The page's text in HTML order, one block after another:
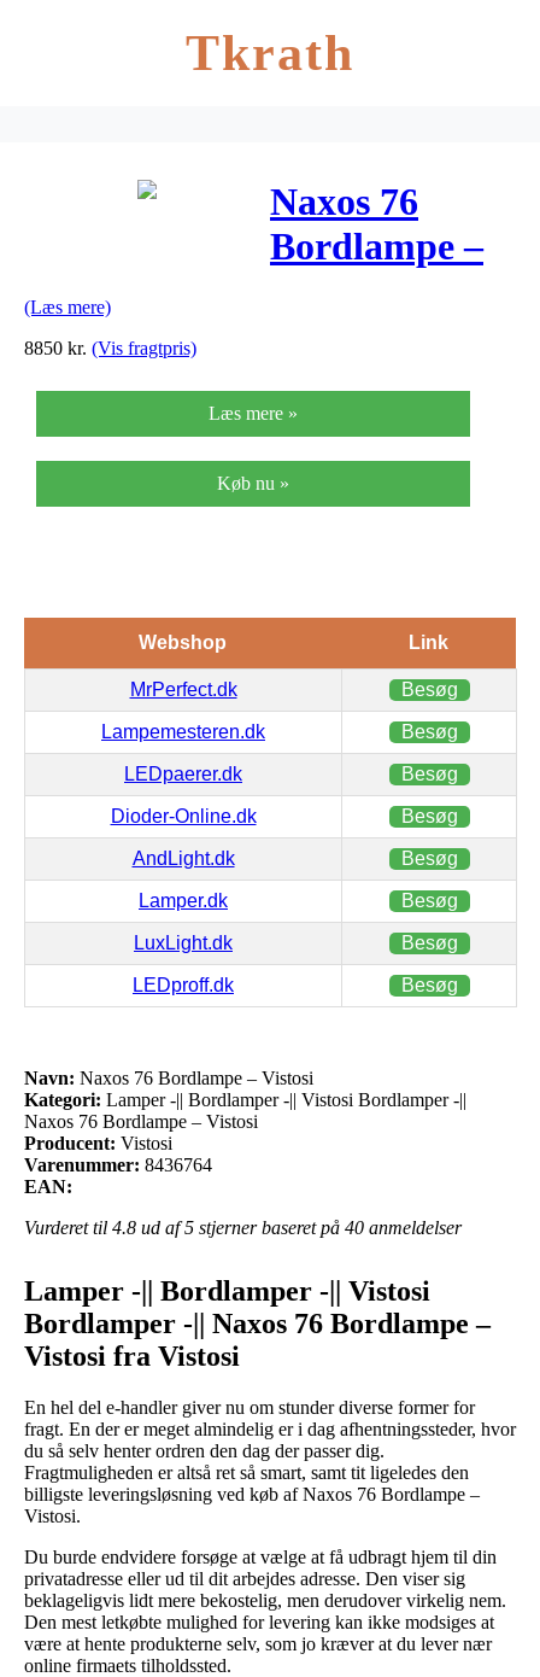
Tkrath
Naxos 76
Bordlampe –
(Læs mere)
8850 kr. (Vis fragtpris)
Læs mere »
Køb nu »
Webshop Link
MrPerfect.dk Besøg
Lampemesteren.dk Besøg
LEDpaerer.dk Besøg
Dioder-Online.dk Besøg
AndLight.dk Besøg
Lamper.dk Besøg
LuxLight.dk Besøg
LEDproff.dk Besøg
Navn: Naxos 76 Bordlampe – Vistosi
Kategori: Lamper -|| Bordlamper -|| Vistosi Bordlamper -||
Naxos 76 Bordlampe – Vistosi
Producent: Vistosi
Varenummer: 8436764
EAN:
Vurderet til 4.8 ud af 5 stjerner baseret på 40 anmeldelser
Lamper -|| Bordlamper -|| Vistosi
Bordlamper -|| Naxos 76 Bordlampe –
Vistosi fra Vistosi
En hel del e-handler giver nu om stunder diverse former for
fragt. En der er meget almindelig er i dag afhentningssteder, hvor
du så selv henter ordren den dag der passer dig.
Fragtmuligheden er altså ret så smart, samt tit ligeledes den
billigste leveringsløsning ved køb af Naxos 76 Bordlampe –
Vistosi.
Du burde endvidere forsøge at vælge at få udbragt hjem til din
privatadresse eller ud til dit arbejdes adresse. Den viser sig
beklageligvis lidt mere bekostelig, men derudover virkelig nem.
Den mest letkøbte mulighed for levering kan ikke modsiges at
være at hente produkterne selv, som jo kræver at du lever nær
online firmaets tilholdssted.